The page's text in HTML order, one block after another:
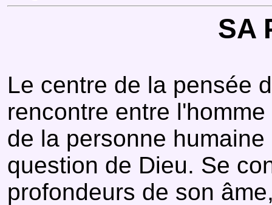
SA
Le centre de la pensée
rencontre entre
de la personne
question de Dieu. Se
profondeurs de son